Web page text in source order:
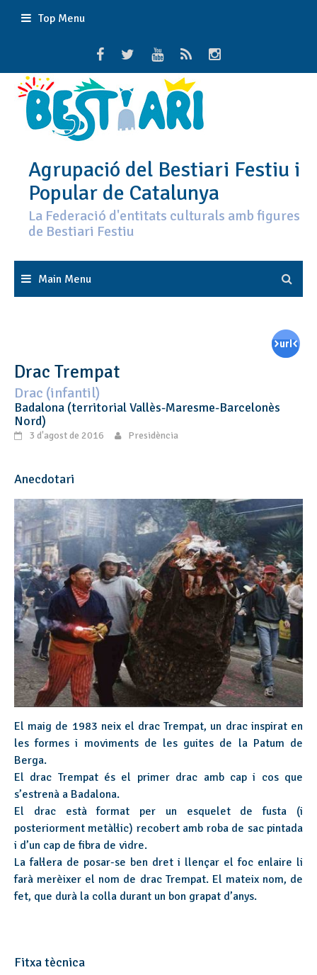
Top Menu
Agrupació del Bestiari Festiu i
Popular de Catalunya
La Federació d'entitats culturals amb figures
de Bestiari Festiu
Main Menu
Drac Trempat
Drac (infantil)
Badalona (territorial Vallès-Maresme-Barcelonès
Nord)
3 d'agost de 2016 Presidència
Anecdotari
El maig de 1983 neix el drac Trempat, un drac inspirat en
les formes i moviments de les guites de la Patum de
Berga.
El drac Trempat és el primer drac amb cap i cos que
s’estrenà a Badalona.
El drac està format per un esquelet de fusta (i
posteriorment metàl·lic) recobert amb roba de sac pintada
i d’un cap de fibra de vidre.
La fal·lera de posar-se ben dret i llençar el foc enlaire li
farà merèixer el nom de drac Trempat. El mateix nom, de
fet, que durà la colla durant un bon grapat d’anys.
Fitxa tècnica